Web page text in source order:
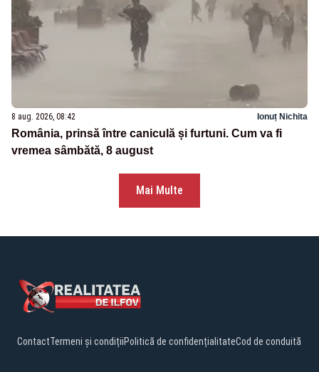
8 aug. 2026, 08:42 Ionuț Nichita
România, prinsă între caniculă și furtuni. Cum va fi
vremea sâmbătă, 8 august
Mai Multe
ContactTermeni și condițiiPolitică de confidențialitateCod de conduită